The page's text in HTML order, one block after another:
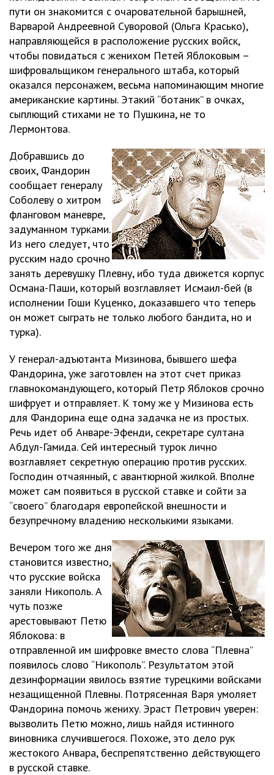
пути он знакомится с очаровательной барышней,
Варварой Андреевной Суворовой (Ольга Красько),
направляющейся в расположение русских войск,
чтобы повидаться с женихом Петей Яблоковым –
шифровальщиком генерального штаба, который
оказался персонажем, весьма напоминающим многие
американские картины. Этакий “ботаник” в очках,
сыплющий стихами не то Пушкина, не то
Лермонтова.
Добравшись до
своих, Фандорин
сообщает генералу
Соболеву о хитром
фланговом маневре,
задуманном турками.
Из него следует, что
русским надо срочно
занять деревушку Плевну, ибо туда движется корпус
Османа-Паши, который возглавляет Исмаил-бей (в
исполнении Гоши Куценко, доказавшего что теперь
он может сыграть не только любого бандита, но и
турка).
У генерал-адъютанта Мизинова, бывшего шефа
Фандорина, уже заготовлен на этот счет приказ
главнокомандующего, который Петр Яблоков срочно
шифрует и отправляет. К тому же у Мизинова есть
для Фандорина еще одна задачка не из простых.
Речь идет об Анваре-Эфенди, секретаре султана
Абдул-Гамида. Сей интересный турок лично
возглавляет секретную операцию против русских.
Господин отчаянный, с авантюрной жилкой. Вполне
может сам появиться в русской ставке и сойти за
“своего” благодаря европейской внешности и
безупречному владению несколькими языками.
Вечером того же дня
становится известно,
что русские войска
заняли Никополь. А
чуть позже
арестовывают Петю
Яблокова: в
отправленной им шифровке вместо слова “Плевна”
появилось слово “Никополь”. Результатом этой
дезинформации явилось взятие турецкими войсками
незащищенной Плевны. Потрясенная Варя умоляет
Фандорина помочь жениху. Эраст Петрович уверен:
вызволить Петю можно, лишь найдя истинного
виновника случившегося. Похоже, это дело рук
жестокого Анвара, беспрепятственно действующего
в русской ставке.